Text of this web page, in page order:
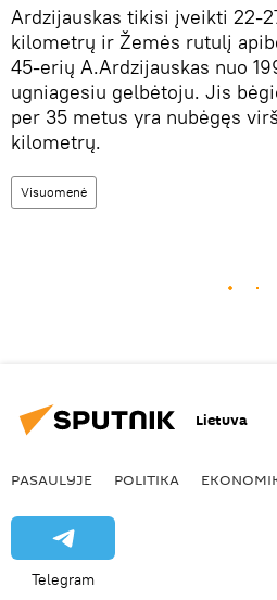
Ardzijauskas tikisi įveikti 22-
kilometrų ir Žemės rutulį
45-erių A.Ardzijauskas nuo
ugniagesiu gelbėtoju. Jis
per 35 metus yra nubėgęs
kilometrų.
Visuomenė
Lietuva
PASAULYJE POLITIKA
Telegram